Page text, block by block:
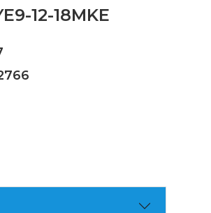
12-18MKE